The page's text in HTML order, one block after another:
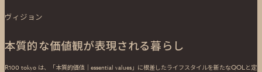
ヴィジョン
本質的な価値観が表現される暮らし
R100 tokyo は、「本質的価値｜essential values」に根差したライフスタイルを新たなQOLと定